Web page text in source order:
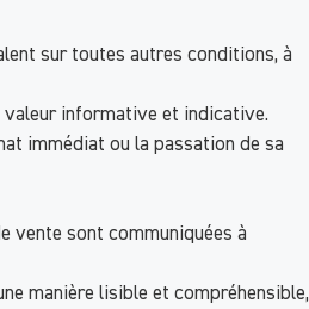
sur toutes autres conditions, à
valeur informative et indicative.
immédiat ou la passation de sa
vente sont communiquées à
manière lisible et compréhensible,